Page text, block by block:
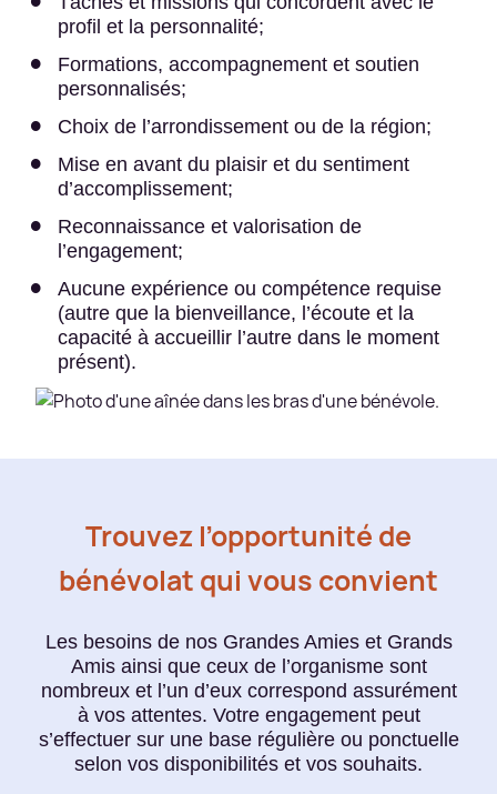
profil et la personnalité;
Formations, accompagnement et soutien
personnalisés;
Choix de l’arrondissement ou de la région;
Mise en avant du plaisir et du sentiment
d’accomplissement;
Reconnaissance et valorisation de
l’engagement;
Aucune expérience ou compétence requise
(autre que la bienveillance, l’écoute et la
capacité à accueillir l’autre dans le moment
présent).
Trouvez l’opportunité de
bénévolat qui vous convient
Les besoins de nos Grandes Amies et Grands
Amis ainsi que ceux de l’organisme sont
nombreux et l’un d’eux correspond assurément
à vos attentes. Votre engagement peut
s’effectuer sur une base régulière ou ponctuelle
selon vos disponibilités et vos souhaits.